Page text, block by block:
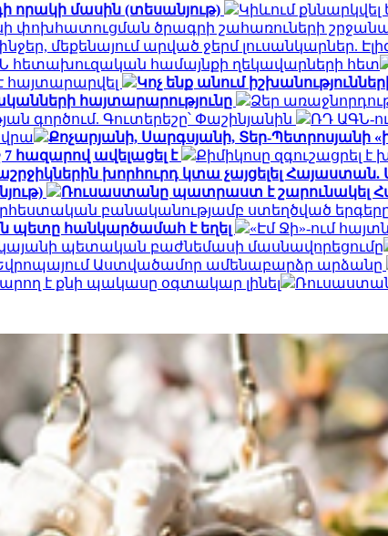
որակի մասին (տեսանյութ)
Կիևում
փոխհատուցման ծրագրի շահառուների
մեքենայում արված ջերմ լուսանկարներ.
հետախուզական համայնքի ղեկավարների հետ
հայտարարվել
Կոչ ենք անում
հայտարարությունը
Ձեր
գործում. Գուտերեշը՝ Փաշինյանին
ՌԴ ԱԳՆ-
վրա
Քոչարյանի, Սարգսյանի, Տեր-Պետրոսյանի
հազարով ավելացել է
Քիմիկոսը զգուշացրել
խորհուրդ կտա չայցելել
Ռուսաստանը պատրաստ է շարունակել
բանականությամբ ստեղծված
պետը հանկարծամահ է եղել
«Էմ Ջի»-ում
պետական բաժնեմասի մասնավորեցումը
Աստվածամոր ամենաբարձր արձանը
է քնի պակասը օգտակար լինել